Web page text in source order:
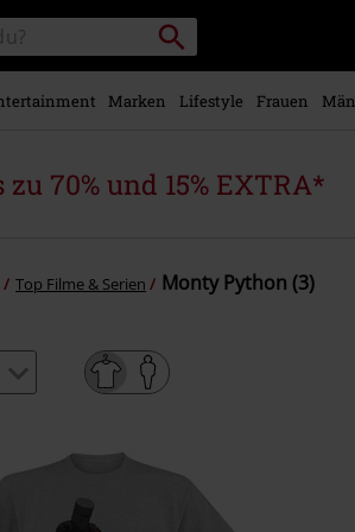
Packstation
suchen
Marken Lifestyle Frauen
zu 70% und 15% EXTRA*
Top Filme & Serien Monty Python (3)